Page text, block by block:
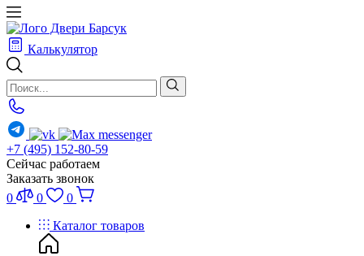
Калькулятор
+7 (495) 152-80-59
Сейчас работаем
Заказать звонок
0
0
0
Каталог товаров